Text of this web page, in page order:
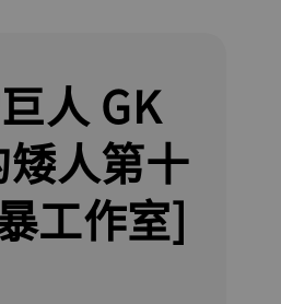
人 GK
人第十
工作室]